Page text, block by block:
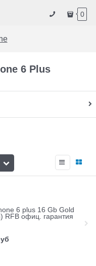
0
6 Plus
6 plus 16 Gb Gold
RFB офиц. гарантия